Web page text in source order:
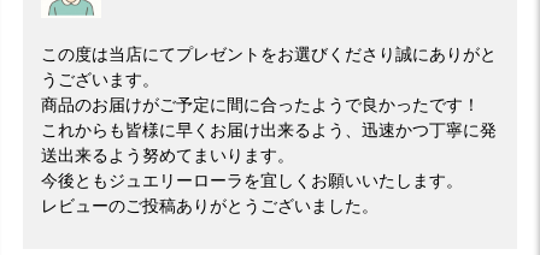
この度は当店にてプレゼントをお選びくださり誠にありがと
うございます。
商品のお届けがご予定に間に合ったようで良かったです！
これからも皆様に早くお届け出来るよう、迅速かつ丁寧に発
送出来るよう努めてまいります。
今後ともジュエリーローラを宜しくお願いいたします。
レビューのご投稿ありがとうございました。